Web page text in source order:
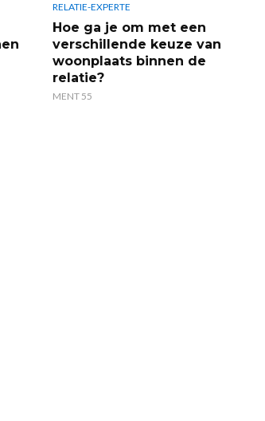
RELATIE-EXPERTE
Hoe ga je om met een
verschillende keuze van
woonplaats binnen de
relatie?
MENT 55